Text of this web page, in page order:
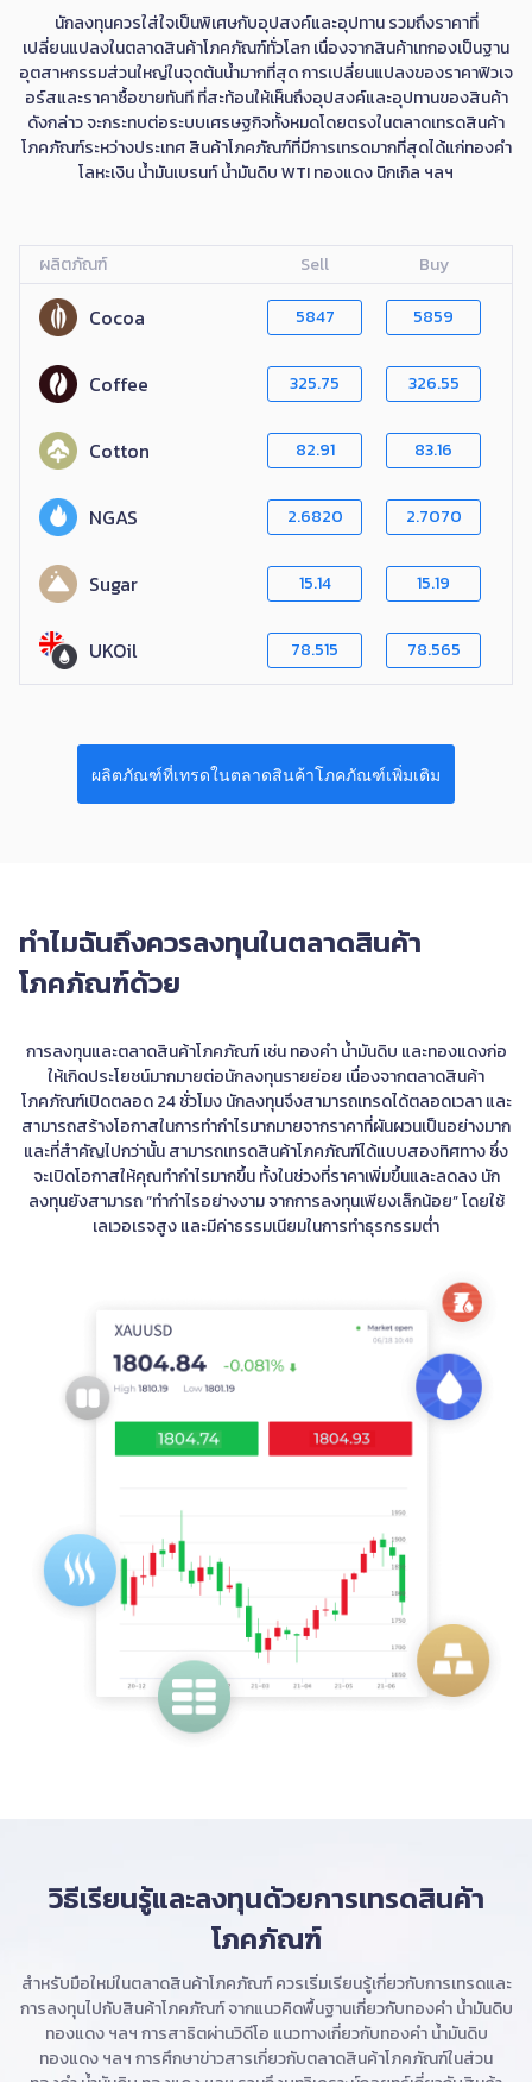
นักลงทุนควรใส่ใจเป็นพิเศษกับอุปสงค์และอุปทาน รวมถึงราคาที่
เปลี่ยนแปลงในตลาดสินค้าโภคภัณฑ์ทั่วโลก เนื่องจากสินค้าเทกองเป็นฐาน
อุตสาหกรรมส่วนใหญ่ในจุดต้นน้ำมากที่สุด การเปลี่ยนแปลงของราคาฟิวเจ
อร์สและราคาซื้อขายทันที ที่สะท้อนให้เห็นถึงอุปสงค์และอุปทานของสินค้า
ดังกล่าว จะกระทบต่อระบบเศรษฐกิจทั้งหมดโดยตรงในตลาดเทรดสินค้า
โภคภัณฑ์ระหว่างประเทศ สินค้าโภคภัณฑ์ที่มีการเทรดมากที่สุดได้แก่ทองคำ
โลหะเงิน น้ำมันเบรนท์ น้ำมันดิบ WTI ทองแดง นิกเกิล ฯลฯ
ผลิตภัณฑ์ Sell Buy
Cocoa 5847 5859
Coffee 325.75 326.55
Cotton 82.91 83.16
NGAS 2.6820 2.7070
Sugar 15.14 15.19
UKOil 78.515 78.565
ผลิตภัณฑ์ที่เทรดในตลาดสินค้าโภคภัณฑ์เพิ่มเติม
ทำไมฉันถึงควรลงทุนในตลาดสินค้า
โภคภัณฑ์ด้วย
การลงทุนและตลาดสินค้าโภคภัณฑ์ เช่น ทองคำ น้ำมันดิบ และทองแดงก่อ
ให้เกิดประโยชน์มากมายต่อนักลงทุนรายย่อย เนื่องจากตลาดสินค้า
โภคภัณฑ์เปิดตลอด 24 ชั่วโมง นักลงทุนจึงสามารถเทรดได้ตลอดเวลา และ
สามารถสร้างโอกาสในการทำกำไรมากมายจากราคาที่ผันผวนเป็นอย่างมาก
และที่สำคัญไปกว่านั้น สามารถเทรดสินค้าโภคภัณฑ์ได้แบบสองทิศทาง ซึ่ง
จะเปิดโอกาสให้คุณทำกำไรมากขึ้น ทั้งในช่วงที่ราคาเพิ่มขึ้นและลดลง นัก
ลงทุนยังสามารถ “ทำกำไรอย่างงาม จากการลงทุนเพียงเล็กน้อย” โดยใช้
เลเวอเรจสูง และมีค่าธรรมเนียมในการทำธุรกรรมต่ำ
วิธีเรียนรู้และลงทุนด้วยการเทรดสินค้า
โภคภัณฑ์
สำหรับมือใหม่ในตลาดสินค้าโภคภัณฑ์ ควรเริ่มเรียนรู้เกี่ยวกับการเทรดและ
การลงทุนไปกับสินค้าโภคภัณฑ์ จากแนวคิดพื้นฐานเกี่ยวกับทองคำ น้ำมันดิบ
ทองแดง ฯลฯ การสาธิตผ่านวิดีโอ แนวทางเกี่ยวกับทองคำ น้ำมันดิบ
ทองแดง ฯลฯ การศึกษาข่าวสารเกี่ยวกับตลาดสินค้าโภคภัณฑ์ในส่วน